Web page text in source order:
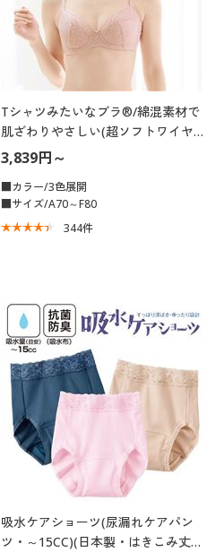
Tシャツみたいなブラ®/綿混素材で
肌ざわりやさしい(超ソフトワイヤー
入り・フルカップ)(脇高タイプ)
3,839円～
■カラー/3色展開
■サイズ/A70～F80
344件
吸水ケアショーツ(尿漏れケアパン
ツ・～15CC)(日本製・はきこみ丈深